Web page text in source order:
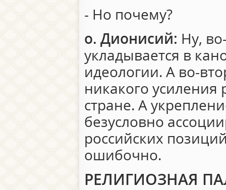
- Но почему?
о. Дионисий: Ну,
укладывается в
идеологии. А во-
никакого усиления
стране. А
безусловно
российских
ошибочно.
РЕЛИГИОЗНАЯ